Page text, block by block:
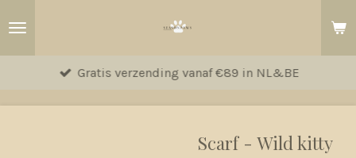
hoofdinhoud
Gratis verzending vanaf €89 in NL&BE
Scarf - Wild kitty